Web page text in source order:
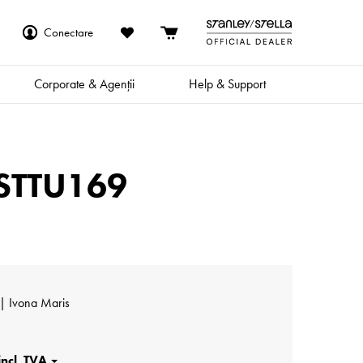
Conectare
Corporate & Agenții Help & Support
Ivona Maris